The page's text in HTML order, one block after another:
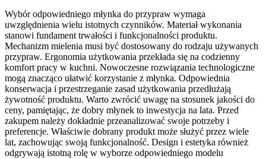
Wybór odpowiedniego młynka do przypraw wymaga
uwzględnienia wielu istotnych czynników. Materiał wykonania
stanowi fundament trwałości i funkcjonalności produktu.
Mechanizm mielenia musi być dostosowany do rodzaju używanych
przypraw. Ergonomia użytkowania przekłada się na codzienny
komfort pracy w kuchni. Nowoczesne rozwiązania technologiczne
mogą znacząco ułatwić korzystanie z młynka. Odpowiednia
konserwacja i przestrzeganie zasad użytkowania przedłużają
żywotność produktu. Warto zwrócić uwagę na stosunek jakości do
ceny, pamiętając, że dobry młynek to inwestycja na lata. Przed
zakupem należy dokładnie przeanalizować swoje potrzeby i
preferencje. Właściwie dobrany produkt może służyć przez wiele
lat, zachowując swoją funkcjonalność. Design i estetyka również
odgrywają istotną rolę w wyborze odpowiedniego modelu